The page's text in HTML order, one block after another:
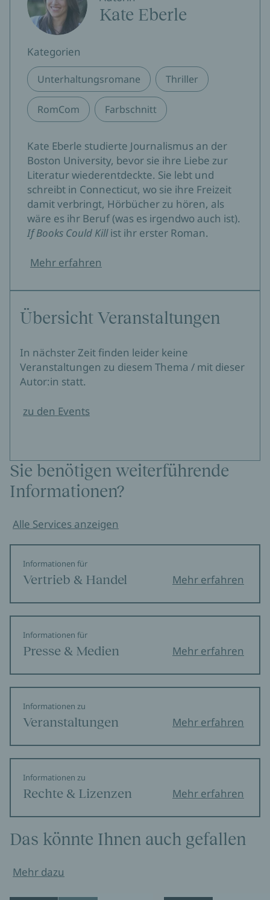
Kate Eberle
Kategorien
Unterhaltungsromane Thriller
RomCom Farbschnitt
Kate Eberle studierte Journalismus an der
Boston University, bevor sie ihre Liebe zur
Literatur wiederentdeckte. Sie lebt und
schreibt in Connecticut, wo sie ihre Freizeit
damit verbringt, Hörbücher zu hören, als
wäre es ihr Beruf (was es irgendwo auch ist).
If Books Could Killist ihr erster Roman.
Mehr erfahren
Übersicht Veranstaltungen
In nächster Zeit finden leider keine
Veranstaltungen zu diesem Thema / mit dieser
Autor:in statt.
zu den Events
Sie benötigen weiterführende
Informationen?
Alle Services anzeigen
Informationen für
Vertrieb & Handel Mehr erfahren
Informationen für
Presse & Medien Mehr erfahren
Informationen zu
Veranstaltungen Mehr erfahren
Informationen zu
Rechte & Lizenzen Mehr erfahren
Das könnte Ihnen auch gefallen
Mehr dazu